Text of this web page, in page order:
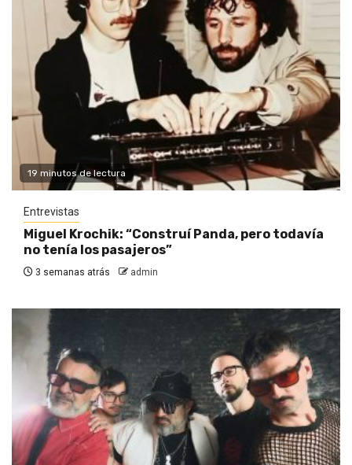
19 minutos de lectura
Entrevistas
Miguel Krochik: “Construí Panda, pero todavía
no tenía los pasajeros”
3 semanas atrás admin